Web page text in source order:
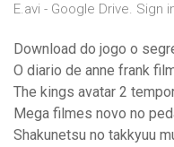
E.avi - Google Drive. Sign
Download do jogo o
O diario de anne frank
The kings avatar 2
Mega filmes novo no
Shakunetsu no takkyuu